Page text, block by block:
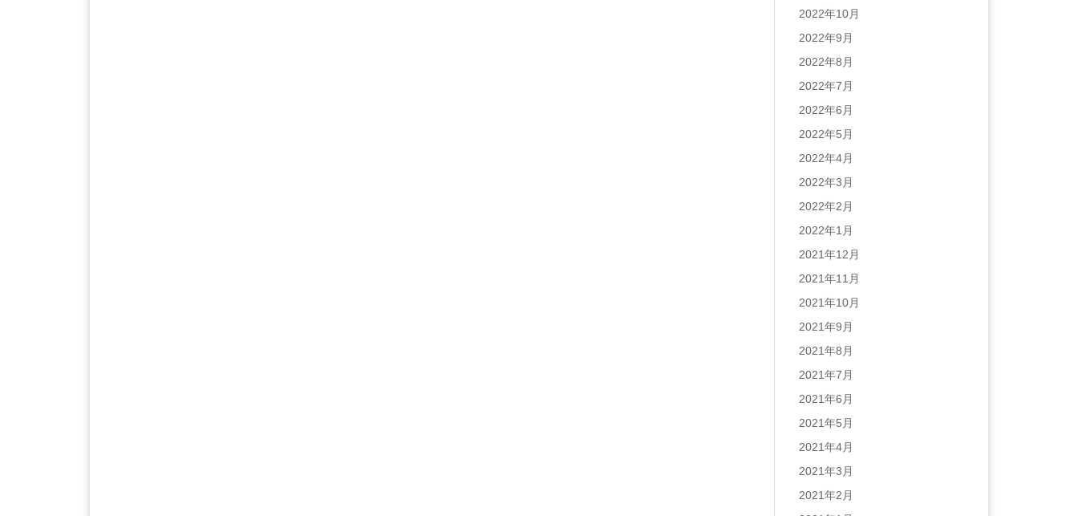
2022年10月
2022年9月
2022年8月
2022年7月
2022年6月
2022年5月
2022年4月
2022年3月
2022年2月
2022年1月
2021年12月
2021年11月
2021年10月
2021年9月
2021年8月
2021年7月
2021年6月
2021年5月
2021年4月
2021年3月
2021年2月